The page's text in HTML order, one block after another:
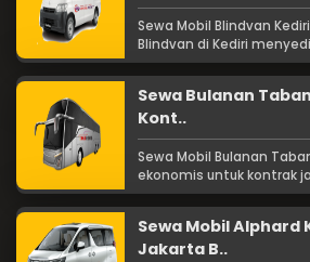
Sewa Mobil Blindvan
Blindvan di Kediri menyedi
Sewa Bulanan
Kont..
Sewa Mobil Bulanan
ekonomis untuk kontrak
Sewa Mobil Alphard
Jakarta B..